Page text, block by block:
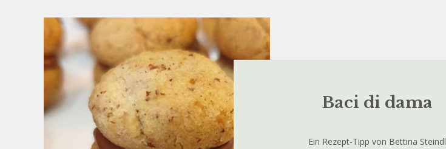
Baci di dama
Ein Rezept-Tipp von Bettina Steindl